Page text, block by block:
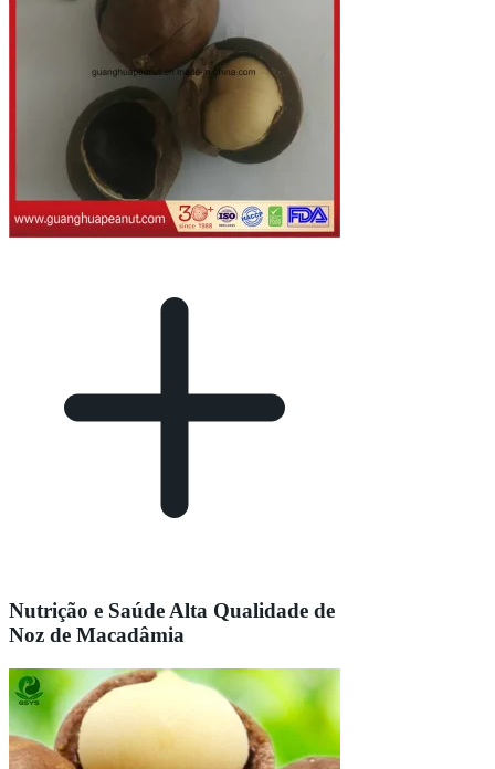
Nutrição e Saúde Alta Qualidade de
Noz de Macadâmia